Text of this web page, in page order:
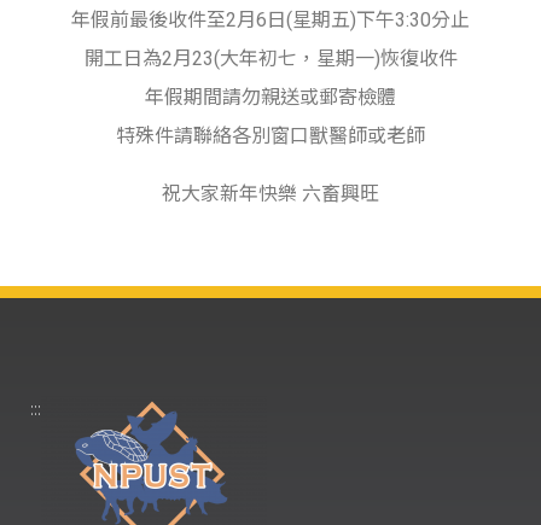
年假前最後收件至2月6日(星期五)下午3:30分止
開工日為2月23(大年初七，星期一)恢復收件
年假期間請勿親送或郵寄檢體
特殊件請聯絡各別窗口獸醫師或老師
祝大家新年快樂 六畜興旺
:::